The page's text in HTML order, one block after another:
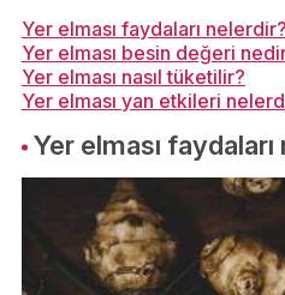
Yer elması faydaları nelerdir?
Yer elması besin değeri
Yer elması nasıl tüketilir?
Yer elması yan etkileri
Yer elması